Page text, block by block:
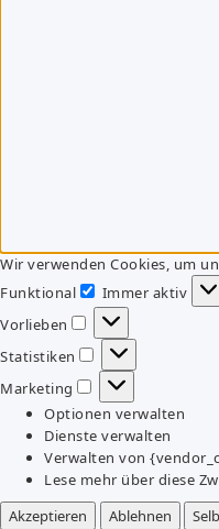
Wir verwenden Cookies, um
Funktional
Funktional
Immer aktiv
Vorlieben
Vorlieben
Statistiken
Statistiken
Marketing
Marketing
Optionen verwalten
Dienste verwalten
Verwalten von
Lese mehr über diese
Akzeptieren
Ablehnen